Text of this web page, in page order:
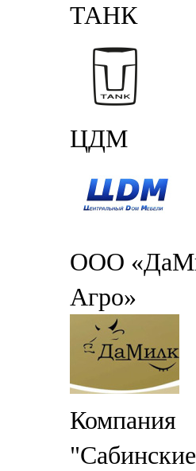
ТАНК
ЦДМ
ООО
Агро»
Компания